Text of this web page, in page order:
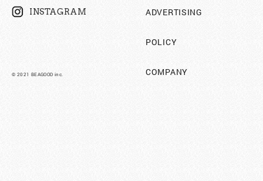
INSTAGRAM ADVERTISING
POLICY
COMPANY
©︎ 2021 BEAGOOD inc.